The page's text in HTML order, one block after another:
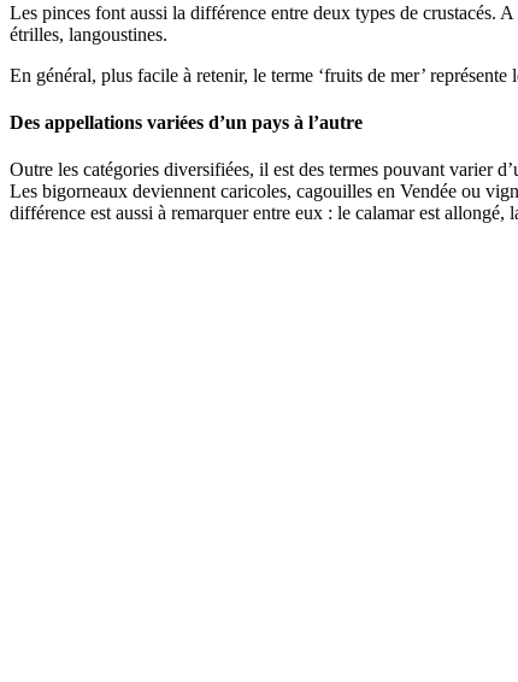
Les pinces font aussi la différence entre deux types de crustacés.
étrilles, langoustines.
En général, plus facile à retenir, le terme ‘fruits de mer’
Des appellations variées d’un pays à l’autre
Outre les catégories diversifiées, il est des termes pouvant varier
Les bigorneaux deviennent caricoles, cagouilles en Vendée ou
différence est aussi à remarquer entre eux : le calamar est